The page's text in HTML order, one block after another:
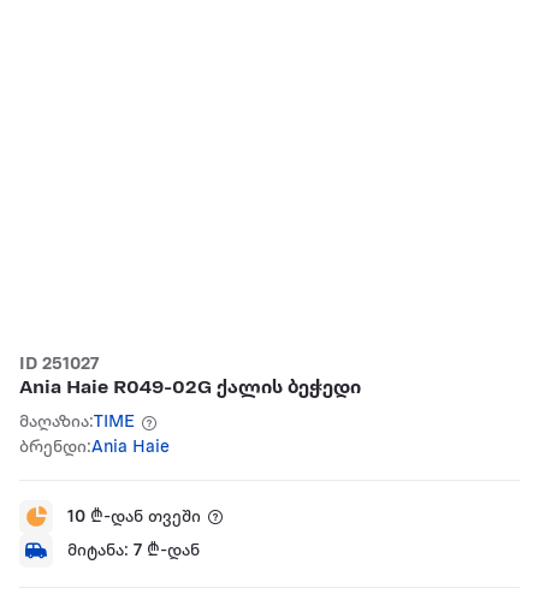
ID 251027
Ania Haie R049-02G ქალის ბეჭედი
მაღაზია:TIME
ბრენდი:Ania Haie
10 ₾-დან თვეში
მიტანა: 7 ₾-დან